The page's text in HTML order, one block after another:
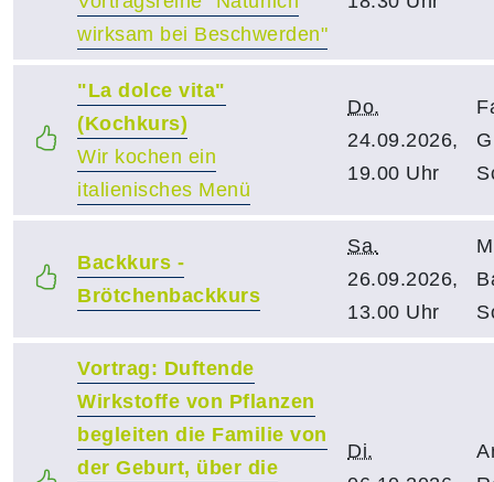
wirksam bei Beschwerden"
"La dolce vita"
(Kochkurs)
Wir kochen ein
italienisches Menü
Do.
24.09.2026,
19.00 Uhr
Backkurs -
Brötchenbackkurs
Sa.
26.09.2026,
13.00 Uhr
Vortrag: Duftende
Wirkstoffe von Pflanzen
begleiten die Familie von
der Geburt, über die
Di.